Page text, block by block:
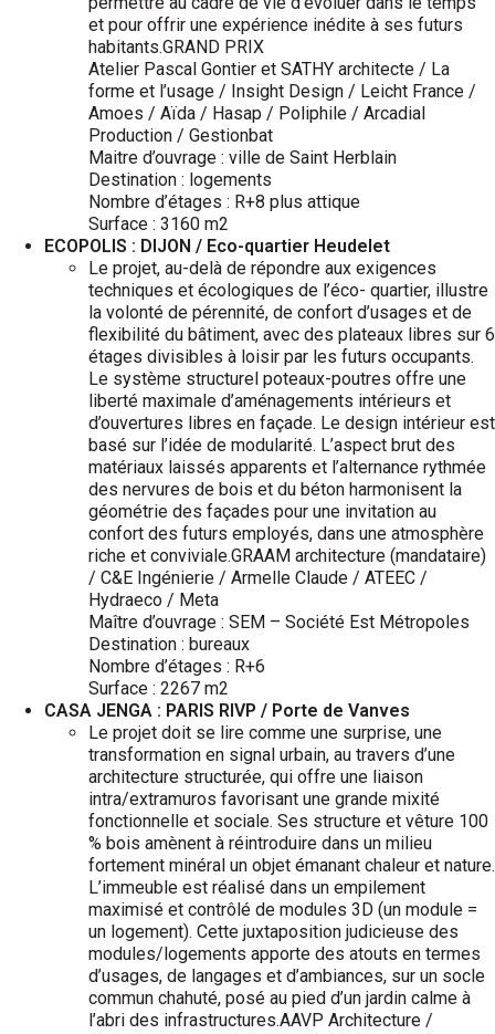
et pour offrir une expérience inédite à ses futurs
habitants.GRAND PRIX
Atelier Pascal Gontier et SATHY architecte / La
forme et l’usage / Insight Design / Leicht France /
Amoes / Aïda / Hasap / Poliphile / Arcadial
Production / Gestionbat
Maitre d’ouvrage : ville de Saint Herblain
Destination : logements
Nombre d’étages : R+8 plus attique
Surface : 3160 m2
ECOPOLIS : DIJON / Eco-quartier Heudelet
Le projet, au-delà de répondre aux exigences
techniques et écologiques de l’éco- quartier, illustre
la volonté de pérennité, de confort d’usages et de
flexibilité du bâtiment, avec des plateaux libres sur 6
étages divisibles à loisir par les futurs occupants.
Le système structurel poteaux-poutres offre une
liberté maximale d’aménagements intérieurs et
d’ouvertures libres en façade. Le design intérieur est
basé sur l’idée de modularité. L’aspect brut des
matériaux laissés apparents et l’alternance rythmée
des nervures de bois et du béton harmonisent la
géométrie des façades pour une invitation au
confort des futurs employés, dans une atmosphère
riche et conviviale.GRAAM architecture (mandataire)
/ C&E Ingénierie / Armelle Claude / ATEEC /
Hydraeco / Meta
Maître d’ouvrage : SEM – Société Est Métropoles
Destination : bureaux
Nombre d’étages : R+6
Surface : 2267 m2
CASA JENGA : PARIS RIVP / Porte de Vanves
Le projet doit se lire comme une surprise, une
transformation en signal urbain, au travers d’une
architecture structurée, qui offre une liaison
intra/extramuros favorisant une grande mixité
fonctionnelle et sociale. Ses structure et vêture 100
% bois amènent à réintroduire dans un milieu
fortement minéral un objet émanant chaleur et nature.
L’immeuble est réalisé dans un empilement
maximisé et contrôlé de modules 3D (un module =
un logement). Cette juxtaposition judicieuse des
modules/logements apporte des atouts en termes
d’usages, de langages et d’ambiances, sur un socle
commun chahuté, posé au pied d’un jardin calme à
l’abri des infrastructures.AAVP Architecture /